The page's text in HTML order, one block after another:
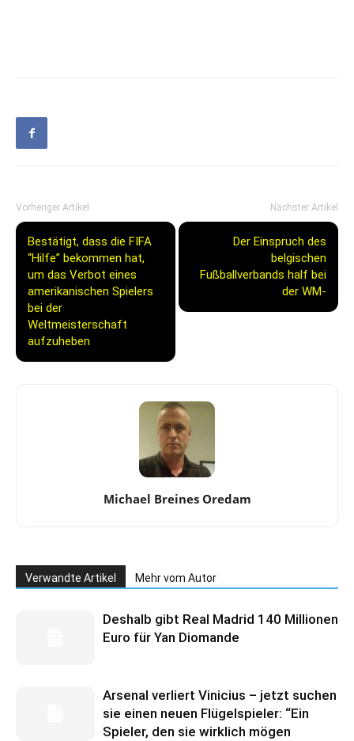
Vorheriger Artikel
Bestätigt, dass die FIFA
“Hilfe” bekommen hat,
um das Verbot eines
amerikanischen Spielers
bei der
Weltmeisterschaft
aufzuheben
Nächster Artikel
Der Einspruch des
belgischen
Fußballverbands half bei
der WM-
Michael Breines Oredam
Verwandte Artikel Mehr vom Autor
Deshalb gibt Real Madrid 140 Millionen
Euro für Yan Diomande
Arsenal verliert Vinicius – jetzt suchen
sie einen neuen Flügelspieler: “Ein
Spieler, den sie wirklich mögen